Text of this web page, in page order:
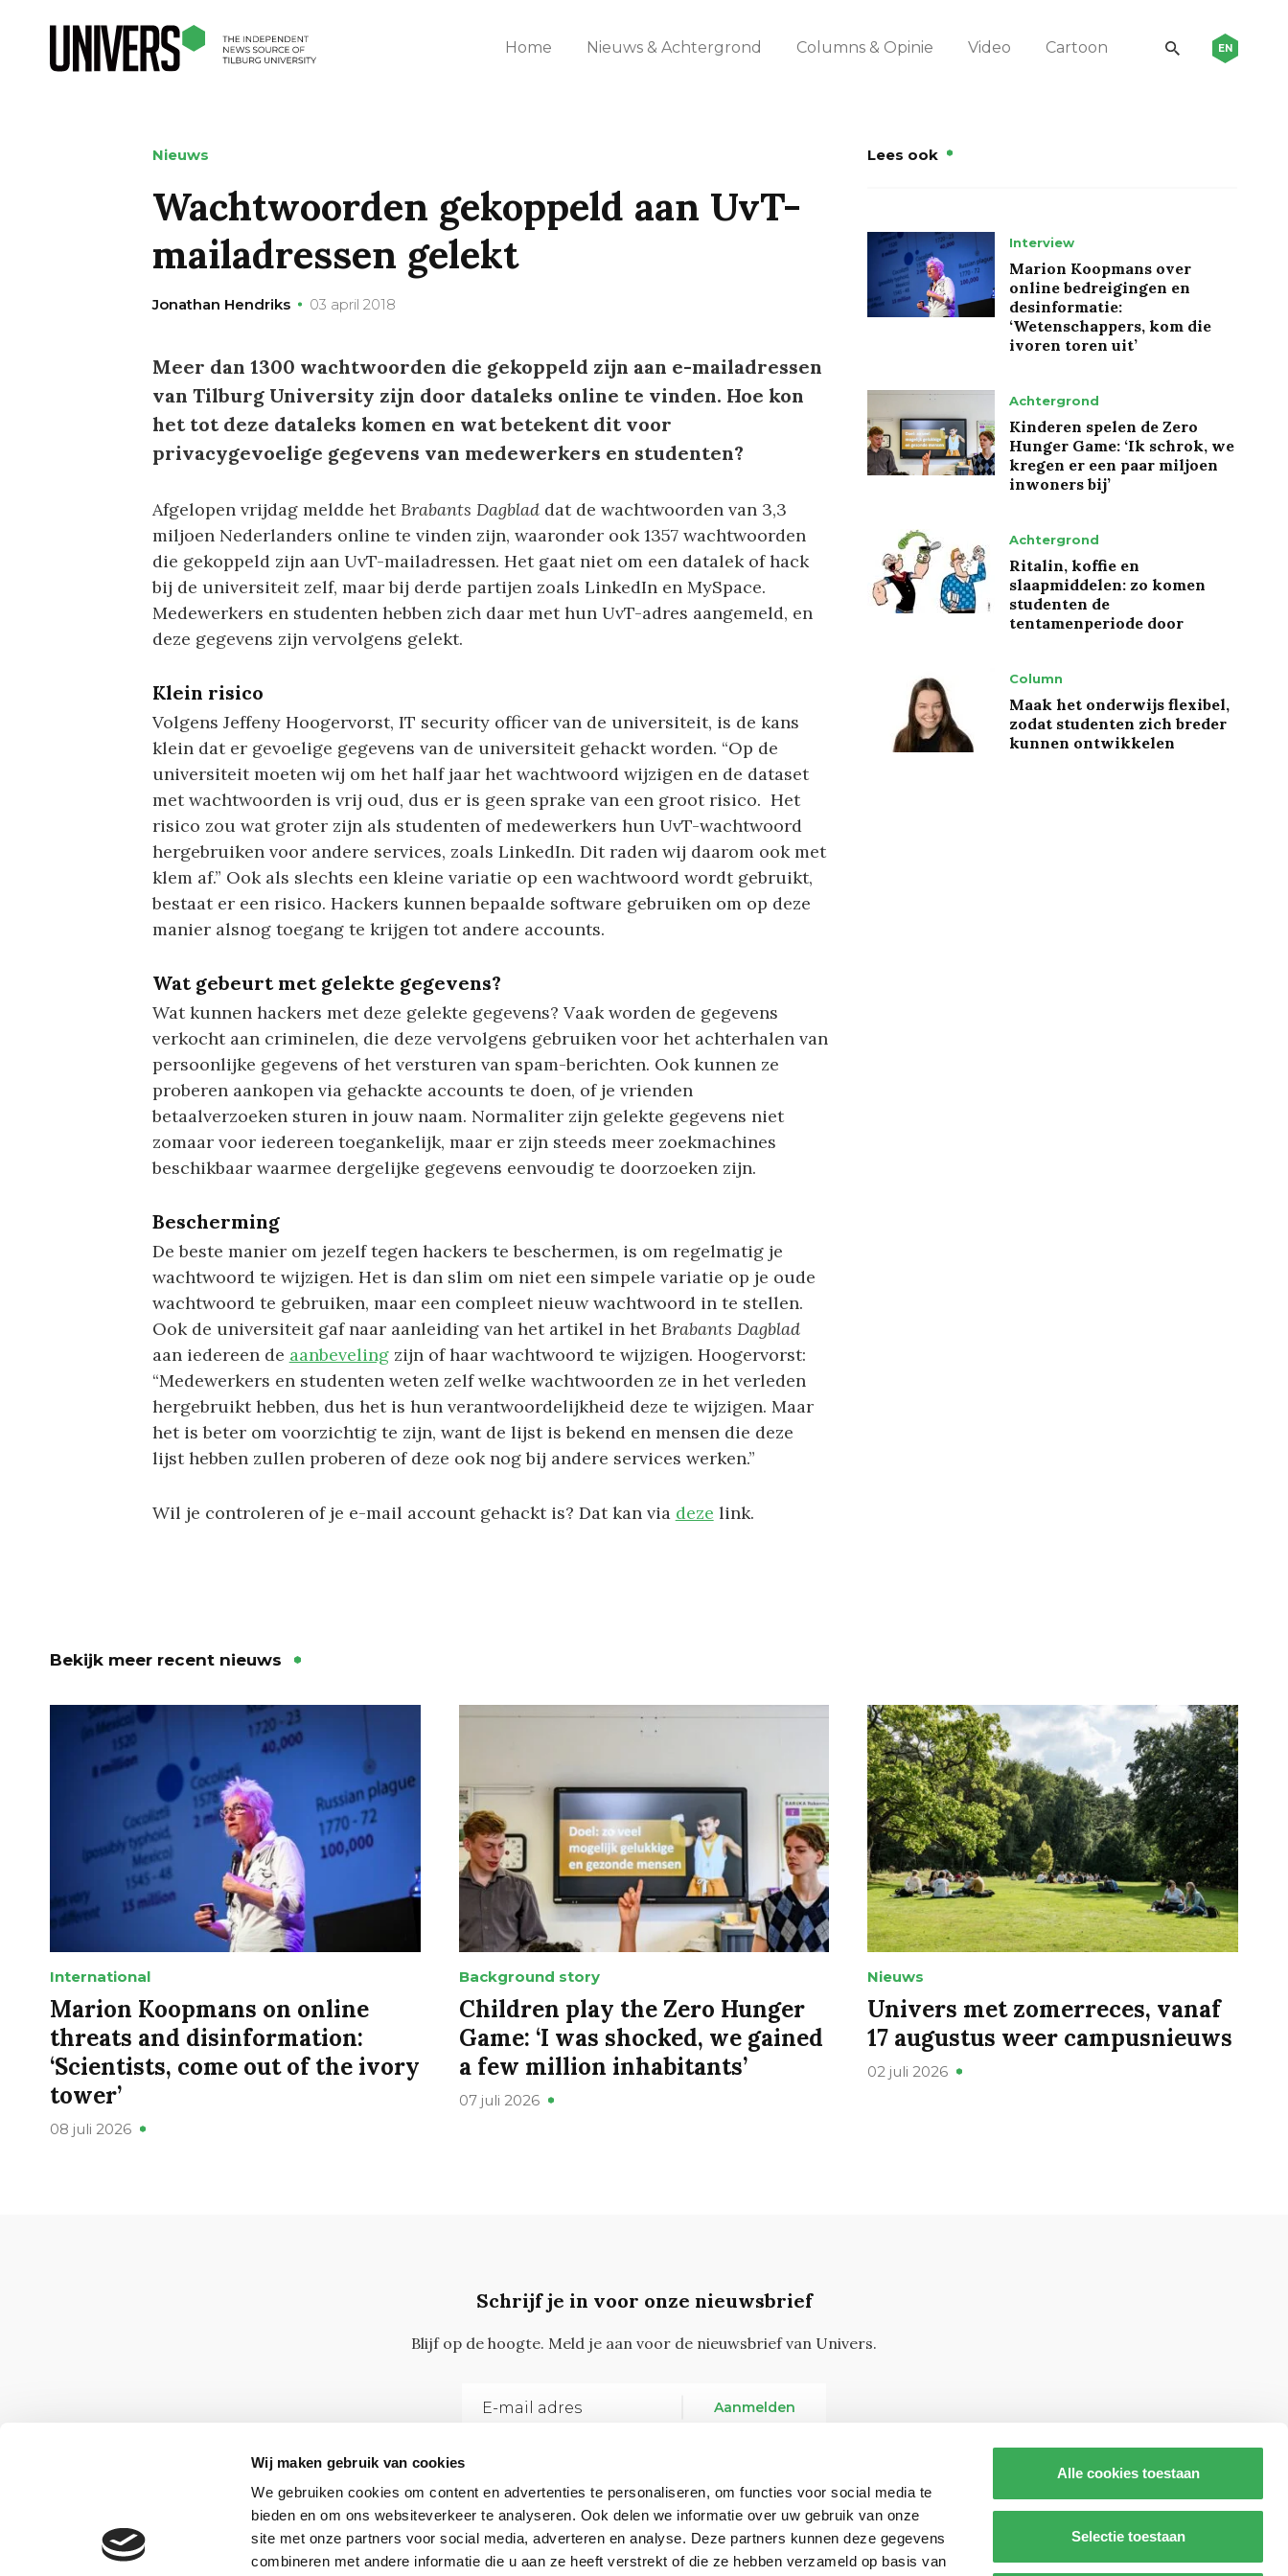
Wij maken gebruik van cookies
We gebruiken cookies om content en advertenties te personaliseren, om functies voor social media te
bieden en om ons websiteverkeer te analyseren. Ook delen we informatie over uw gebruik van onze
site met onze partners voor social media, adverteren en analyse. Deze partners kunnen deze gegevens
combineren met andere informatie die u aan ze heeft verstrekt of die ze hebben verzameld op basis van
Alle cookies toestaan
Selectie toestaan
Home Nieuws & Achtergrond Columns & Opinie Video Cartoon EN
Nieuws
Wachtwoorden gekoppeld aan UvT-
mailadressen gelekt
Jonathan Hendriks 03 april 2018
Meer dan 1300 wachtwoorden die gekoppeld zijn aan e-mailadressen
van Tilburg University zijn door dataleks online te vinden. Hoe kon
het tot deze dataleks komen en wat betekent dit voor
privacygevoelige gegevens van medewerkers en studenten?
Afgelopen vrijdag meldde hetBrabants Dagbladdat de wachtwoorden van 3,3
miljoen Nederlanders online te vinden zijn, waaronder ook 1357 wachtwoorden
die gekoppeld zijn aan UvT-mailadressen. Het gaat niet om een datalek of hack
bij de universiteit zelf, maar bij derde partijen zoals LinkedIn en MySpace.
Medewerkers en studenten hebben zich daar met hun UvT-adres aangemeld, en
deze gegevens zijn vervolgens gelekt.
Klein risico
Volgens Jeffeny Hoogervorst, IT security officer van de universiteit, is de kans
klein dat er gevoelige gegevens van de universiteit gehackt worden. “Op de
universiteit moeten wij om het half jaar het wachtwoord wijzigen en de dataset
met wachtwoorden is vrij oud, dus er is geen sprake van een groot risico. Het
risico zou wat groter zijn als studenten of medewerkers hun UvT-wachtwoord
hergebruiken voor andere services, zoals LinkedIn. Dit raden wij daarom ook met
klem af.” Ook als slechts een kleine variatie op een wachtwoord wordt gebruikt,
bestaat er een risico. Hackers kunnen bepaalde software gebruiken om op deze
manier alsnog toegang te krijgen tot andere accounts.
Wat gebeurt met gelekte gegevens?
Wat kunnen hackers met deze gelekte gegevens? Vaak worden de gegevens
verkocht aan criminelen, die deze vervolgens gebruiken voor het achterhalen van
persoonlijke gegevens of het versturen van spam-berichten. Ook kunnen ze
proberen aankopen via gehackte accounts te doen, of je vrienden
betaalverzoeken sturen in jouw naam. Normaliter zijn gelekte gegevens niet
zomaar voor iedereen toegankelijk, maar er zijn steeds meer zoekmachines
beschikbaar waarmee dergelijke gegevens eenvoudig te doorzoeken zijn.
Bescherming
De beste manier om jezelf tegen hackers te beschermen, is om regelmatig je
wachtwoord te wijzigen. Het is dan slim om niet een simpele variatie op je oude
wachtwoord te gebruiken, maar een compleet nieuw wachtwoord in te stellen.
Ook de universiteit gaf naar aanleiding van het artikel in hetBrabants Dagblad
aan iedereen de aanbevelingzijn of haar wachtwoord te wijzigen. Hoogervorst:
“Medewerkers en studenten weten zelf welke wachtwoorden ze in het verleden
hergebruikt hebben, dus het is hun verantwoordelijkheid deze te wijzigen. Maar
het is beter om voorzichtig te zijn, want de lijst is bekend en mensen die deze
lijst hebben zullen proberen of deze ook nog bij andere services werken.”
Wil je controleren of je e-mail account gehackt is? Dat kan via deze link.
Lees ook
Interview
Marion Koopmans over
online bedreigingen en
desinformatie:
‘Wetenschappers, kom die
ivoren toren uit’
Achtergrond
Kinderen spelen de Zero
Hunger Game: ‘Ik schrok, we
kregen er een paar miljoen
inwoners bij’
Achtergrond
Ritalin, koffie en
slaapmiddelen: zo komen
studenten de
tentamenperiode door
Column
Maak het onderwijs flexibel,
zodat studenten zich breder
kunnen ontwikkelen
Bekijk meer recent nieuws
International
Marion Koopmans on online
threats and disinformation:
‘Scientists, come out of the ivory
tower’
08 juli 2026
Background story
Children play the Zero Hunger
Game: ‘I was shocked, we gained
a few million inhabitants’
07 juli 2026
Nieuws
Univers met zomerreces, vanaf
17 augustus weer campusnieuws
02 juli 2026
Schrijf je in voor onze nieuwsbrief
Blijf op de hoogte. Meld je aan voor de nieuwsbrief van Univers.
Aanmelden